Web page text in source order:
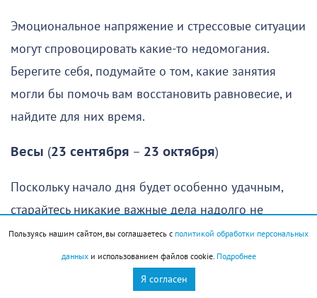
Эмоциональное напряжение и стрессовые ситуации
могут спровоцировать какие-то недомогания.
Берегите себя, подумайте о том, какие занятия
могли бы помочь вам восстановить равновесие, и
найдите для них время.
Весы (23 сентября – 23 октября)
Поскольку начало дня будет особенно удачным,
старайтесь никакие важные дела надолго не
откладывать. Утро подойдет для решения многих
вопросов и рабочего, и практического характера, а
также для того, чтобы уладить какие-то
Пользуясь нашим сайтом, вы соглашаетесь с политикой обработки персональных
данныхи использованием файлов cookie. Подробнее
Я согласен